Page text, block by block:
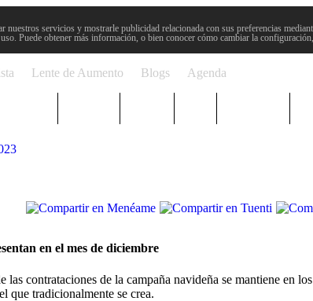
servicios y mostrarle publicidad relacionada con sus preferencias
Puede obtener más información, o bien conocer cómo cambiar la
Lente de Aumento Blogs Agenda
en el mes de diciembre
contrataciones de la campaña navideña se mantiene en
que tradicionalmente se crea.